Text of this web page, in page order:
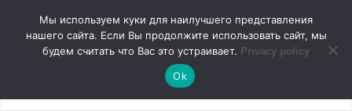
содержимому
autodoc24.ru
Новости про современные автомобили и не только, новинки зарубежного
и отечественного автопрома
Мы используем куки для наилучшего представления
нашего сайта. Если Вы продолжите использовать сайт, мы
будем считать что Вас это устраивает. Privacy policy
Ok